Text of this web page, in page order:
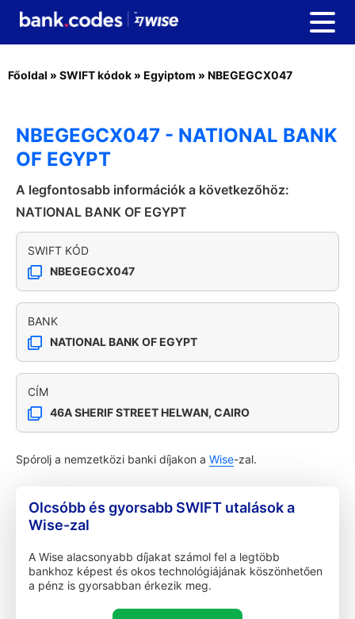
Főoldal » SWIFT kódok » Egyiptom » NBEGEGCX047
NBEGEGCX047 - NATIONAL BANK
OF EGYPT
A legfontosabb információk a következőhöz:
NATIONAL BANK OF EGYPT
SWIFT KÓD
NBEGEGCX047
BANK
NATIONAL BANK OF EGYPT
CÍM
46A SHERIF STREET HELWAN, CAIRO
Spórolj a nemzetközi banki díjakon a Wise-zal.
Olcsóbb és gyorsabb SWIFT utalások a
Wise-zal
A Wise alacsonyabb díjakat számol fel a legtöbb
bankhoz képest és okos technológiájának köszönhetően
a pénz is gyorsabban érkezik meg.